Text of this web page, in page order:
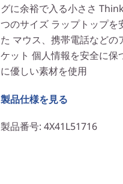
グに余裕で入る小ささ
つのサイズ ラップトップ
た マウス、携帯電話など
ケット 個人情報を安全に保
に優しい素材を使用
製品仕様を見る
製品番号: 4X41L51716